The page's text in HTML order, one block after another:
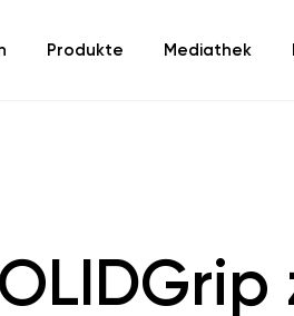
Produkte Mediathek